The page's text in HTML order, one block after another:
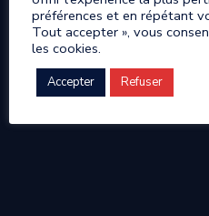
préférences et en répétant
Tout accepter », vous
les cookies.
Accepter Refuser